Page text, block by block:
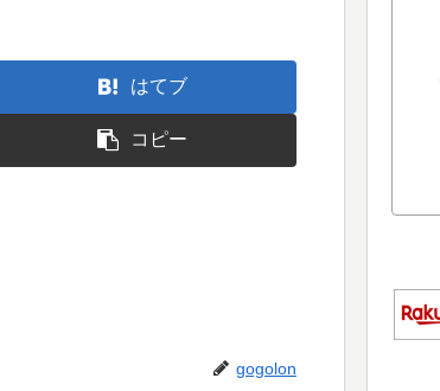
はてブ
コピー
gogolon